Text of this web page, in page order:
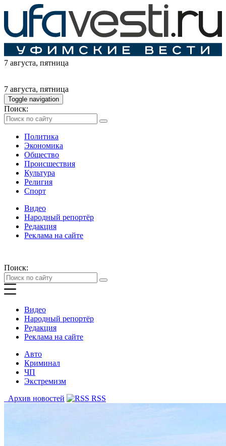
7 августа, пятница
7 августа, пятница
Toggle navigation
Поиск:
Политика
Экономика
Общество
Происшествия
Культура
Религия
Спорт
Видео
Народный репортёр
Редакция
Реклама на сайте
Поиск:
Видео
Народный репортёр
Редакция
Реклама на сайте
Авто
Криминал
ЧП
Экстремизм
Архив новостей
RSS